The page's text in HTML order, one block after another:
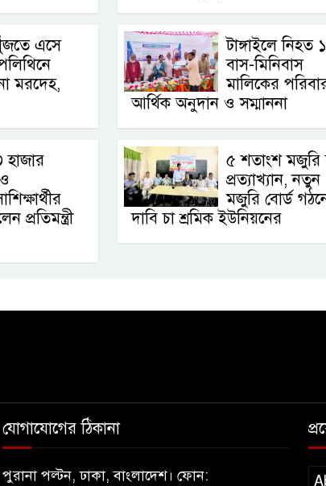
এসে
মরদেহ,
টাঙ্গাইলে নিহত
বাস-মিনিবাস
মালিকের
আর্থিক অনুদান ও সম্মাননা
হাজার
৫ শতাংশ মজুরি
প্রত্যাখ্যান, নতুন
মজুরি বোর্ড
দাবি চা শ্রমিক ইউনিয়নের
যোগাযোগের ঠিকানা
পুরানা পল্টন, ঢাকা, বাংলাদেশ। ফোন: